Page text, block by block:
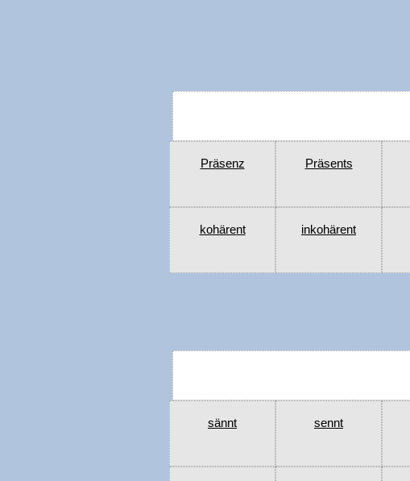
Präsenz Präsents
kohärent inkohärent
sännt sennt